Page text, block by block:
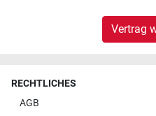
Vertrag
RECHTLICHES
AGB